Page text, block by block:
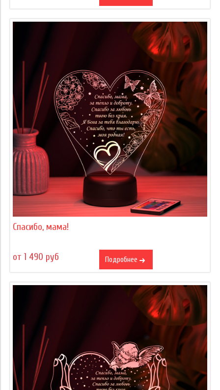
Спасибо, мама!
от 1 490 руб Подробнее